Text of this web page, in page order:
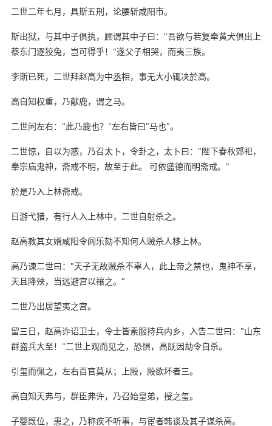
二世二年七月，具斯五刑，论腰斩咸阳市。
斯出狱，与其中子俱执，顾谓其中子曰："吾欲与若复牵黄犬俱出上
蔡东门逐狡兔，岂可得乎！"遂父子相哭，而夷三族。
李斯已死，二世拜赵高为中丞相，事无大小辄决於高。
高自知权重，乃献鹿，谓之马。
二世问左右："此乃鹿也？"左右皆曰"马也"。
二世惊，自以为惑，乃召太卜，令卦之，太卜曰："陛下春秋郊祀，
奉宗庙鬼神，斋戒不明，故至于此。 可依盛德而明斋戒。"
於是乃入上林斋戒。
日游弋猎，有行人入上林中，二世自射杀之。
赵高教其女婿咸阳令阎乐劾不知何人贼杀人移上林。
高乃谏二世曰："天子无故贼杀不辜人，此上帝之禁也，鬼神不享，
天且降殃，当远避宫以禳之。"
二世乃出居望夷之宫。
留三日，赵高诈诏卫士，令士皆素服持兵内乡，入告二世曰："山东
群盗兵大至！"二世上观而见之，恐惧，高既因劫令自杀。
引玺而佩之，左右百官莫从；上殿，殿欲坏者三。
高自知天弗与，群臣弗许，乃召始皇弟，授之玺。
子婴既位，患之，乃称疾不听事，与宦者韩谈及其子谋杀高。